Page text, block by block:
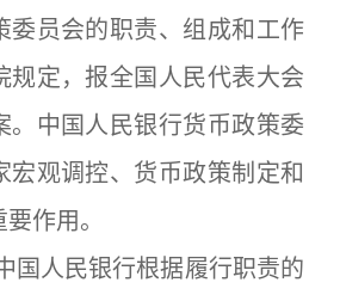
委员会的职责、组成和工作
规定，报全国人民代表大会
。中国人民银行货币政策委
宏观调控、货币政策制定和
作用。
人民银行根据履行职责的